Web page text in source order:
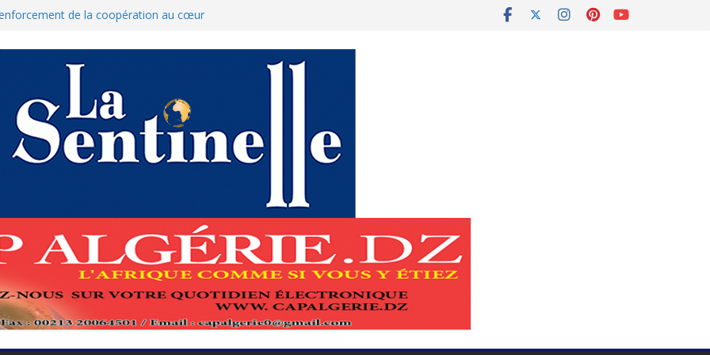
de la coopération au cœur
accélère la reconquête de son tissu
: Le ministère des Finances dément
des nouvelles mesures
pour protéger El-Qods
à-tête diplomatiques en marge du